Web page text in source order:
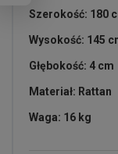
Szerokość: 180
Wysokość: 145
Głębokość: 4 cm
Materiał: Rattan
Waga: 16 kg